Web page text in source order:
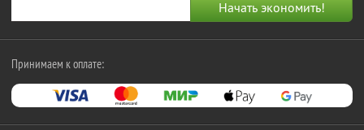
Принимаем к оплате: